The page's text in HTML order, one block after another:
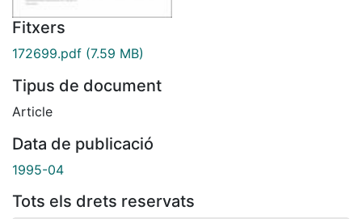
Fitxers
172699.pdf (7.59 MB)
Tipus de document
Article
Data de publicació
1995-04
Tots els drets reservats